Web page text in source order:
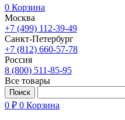
0 Корзина
Москва
+7 (499) 112-39-49
Санкт-Петербург
+7 (812) 660-57-78
Россия
8 (800) 511-85-95
Все товары
0 ₽ 0 Корзина